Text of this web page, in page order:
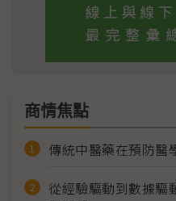
商情焦點
傳統中醫藥在預防醫
從經驗驅動到數據驅